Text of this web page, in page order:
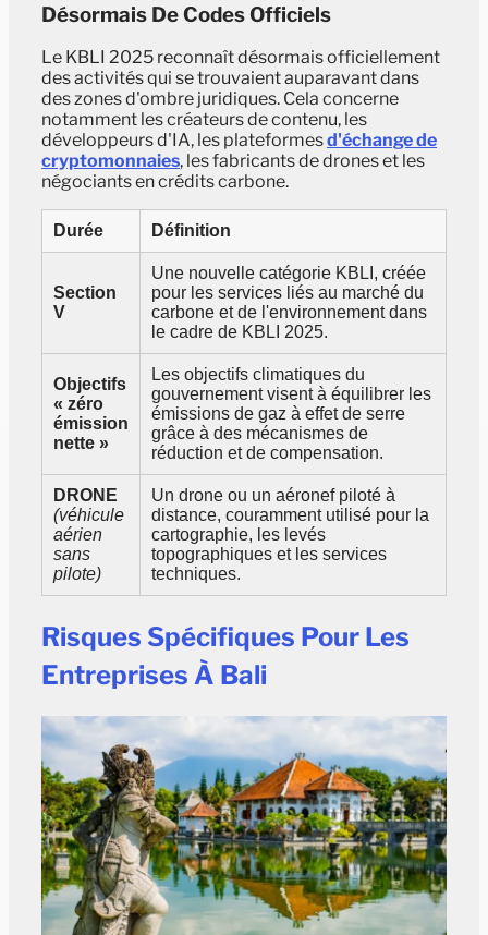
Désormais De Codes Officiels
Le KBLI 2025 reconnaît désormais officiellement
des activités qui se trouvaient auparavant dans
des zones d'ombre juridiques. Cela concerne
notamment les créateurs de contenu, les
développeurs d'IA, les plateformesd'échange de
cryptomonnaies, les fabricants de drones et les
négociants en crédits carbone.
Durée Définition
Section
V
Une nouvelle catégorie KBLI, créée
pour les services liés au marché du
carbone et de l'environnement dans
le cadre de KBLI 2025.
Objectifs
« zéro
émission
nette »
Les objectifs climatiques du
gouvernement visent à équilibrer les
émissions de gaz à effet de serre
grâce à des mécanismes de
réduction et de compensation.
DRONE
(véhicule
aérien
sans
pilote)
Un drone ou un aéronef piloté à
distance, couramment utilisé pour la
cartographie, les levés
topographiques et les services
techniques.
Risques Spécifiques Pour Les
Entreprises À Bali